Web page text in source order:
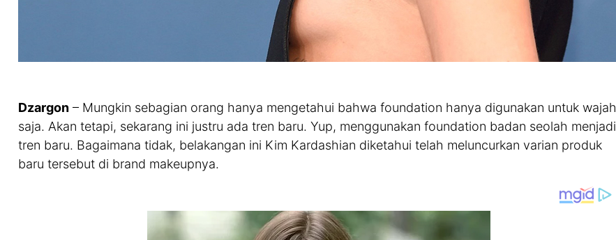
Dzargon – Mungkin sebagian orang hanya mengetahui bahwa foundation hanya digunakan untuk wajah
saja. Akan tetapi, sekarang ini justru ada tren baru. Yup, menggunakan foundation badan seolah menjadi
tren baru. Bagaimana tidak, belakangan ini Kim Kardashian diketahui telah meluncurkan varian produk
baru tersebut di brand makeupnya.